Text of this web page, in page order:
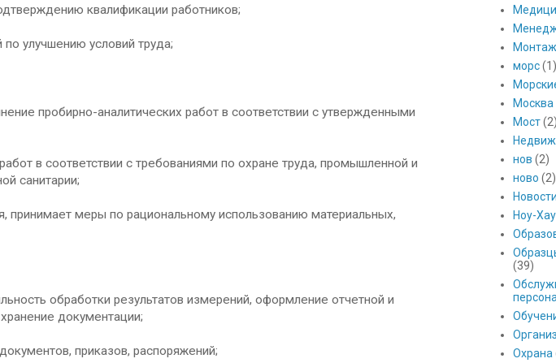
квалификации работников;
улучшению условий труда;
пробирно-аналитических работ в соответствии с утвержденными
в соответствии с требованиями по охране труда, промышленной и
санитарии;
принимает меры по рациональному использованию материальных,
обработки результатов измерений, оформление отчетной и
документации;
приказов, распоряжений;
морс (1)
Москва
Мост
нов (2)
ново (2)
Ноу-Хау
(39)
Охрана